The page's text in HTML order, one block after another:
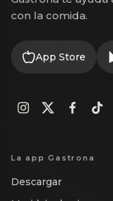
con la comida.
App Store
La app Gastrona
Descargar